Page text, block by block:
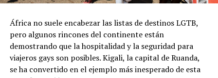
África no suele encabezar las listas de destinos LGTB,
pero algunos rincones del continente están
demostrando que la hospitalidad y la seguridad para
viajeros gays son posibles. Kigali, la capital de Ruanda,
se ha convertido en el ejemplo más inesperado de esta